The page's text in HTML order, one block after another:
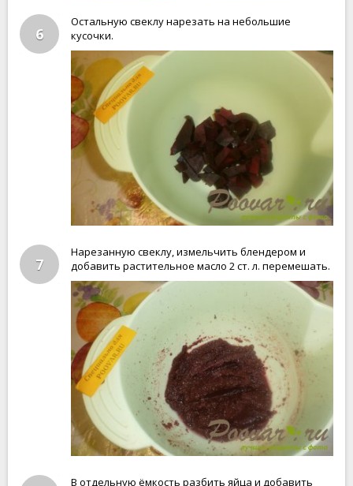
6
Остальную свеклу нарезать на небольшие
кусочки.
7
Нарезанную свеклу, измельчить блендером и
добавить растительное масло 2 ст. л. перемешать.
В отдельную ёмкость разбить яйца и добавить